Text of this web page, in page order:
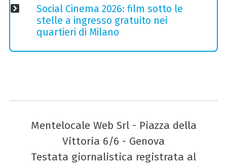
Social Cinema 2026: film sotto le
stelle a ingresso gratuito nei
quartieri di Milano
Mentelocale Web Srl - Piazza della
Vittoria 6/6 - Genova
Testata giornalistica registrata al